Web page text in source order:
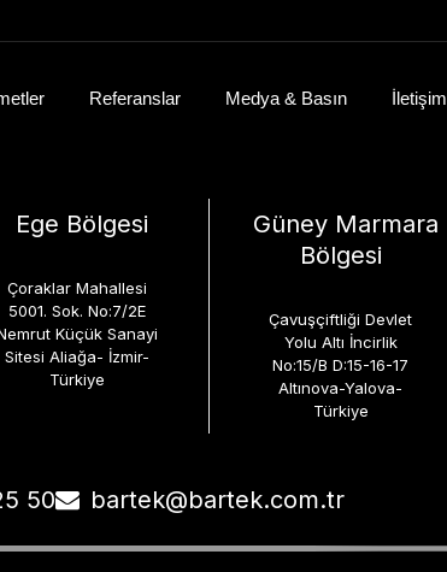
Referanslar Medya & Basın İletişim
Ege Bölgesi
Çoraklar Mahallesi
5001. Sok. No:7/2E
Küçük Sanayi
Sitesi Aliağa- İzmir-
Türkiye
Güney Marmara
Bölgesi
Çavuşçiftliği Devlet
Yolu Altı İncirlik
No:15/B D:15-16-17
Altınova-Yalova-
Türkiye
50 bartek@bartek.com.tr